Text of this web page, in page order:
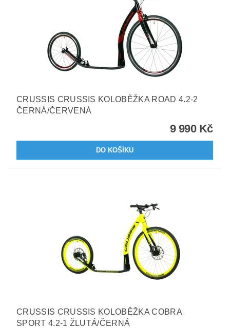
CRUSSIS CRUSSIS KOLOBĚŽKA ROAD 4.2-2
ČERNÁ/ČERVENÁ
9 990 Kč
CRUSSIS CRUSSIS KOLOBĚŽKA COBRA
SPORT 4.2-1 ŽLUTÁ/ČERNÁ